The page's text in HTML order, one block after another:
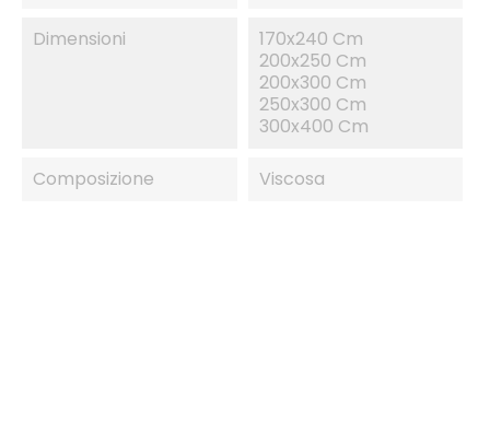
Dimensioni
170x240 Cm
200x250 Cm
200x300 Cm
250x300 Cm
300x400 Cm
Composizione Viscosa